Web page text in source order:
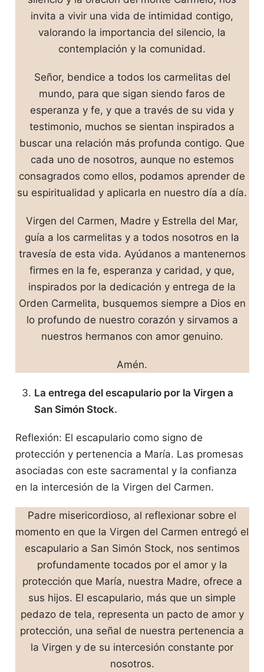
invita a vivir una vida de intimidad contigo,
valorando la importancia del silencio, la
contemplación y la comunidad.
Señor, bendice a todos los carmelitas del
mundo, para que sigan siendo faros de
esperanza y fe, y que a través de su vida y
testimonio, muchos se sientan inspirados a
buscar una relación más profunda contigo. Que
cada uno de nosotros, aunque no estemos
consagrados como ellos, podamos aprender de
su espiritualidad y aplicarla en nuestro día a día.
Virgen del Carmen, Madre y Estrella del Mar,
guía a los carmelitas y a todos nosotros en la
travesía de esta vida. Ayúdanos a mantenernos
firmes en la fe, esperanza y caridad, y que,
inspirados por la dedicación y entrega de la
Orden Carmelita, busquemos siempre a Dios en
lo profundo de nuestro corazón y sirvamos a
nuestros hermanos con amor genuino.
Amén.
La entrega del escapulario por la Virgen a
San Simón Stock.
Reflexión: El escapulario como signo de
protección y pertenencia a María. Las promesas
asociadas con este sacramental y la confianza
en la intercesión de la Virgen del Carmen.
Padre misericordioso, al reflexionar sobre el
momento en que la Virgen del Carmen entregó el
escapulario a San Simón Stock, nos sentimos
profundamente tocados por el amor y la
protección que María, nuestra Madre, ofrece a
sus hijos. El escapulario, más que un simple
pedazo de tela, representa un pacto de amor y
protección, una señal de nuestra pertenencia a
la Virgen y de su intercesión constante por
nosotros.